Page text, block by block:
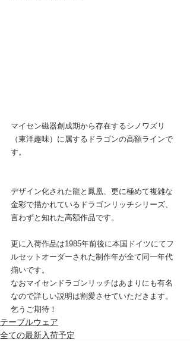
マイセン磁器創成期から存在するシノワズリ
（東洋趣味）に属するドラゴンの高額ラインで
す。
デザイン化された龍と鳳凰、更に極めて複雑な
金彩で描かれているドラゴンリッチシリーズ、
言わずと知れた高額作品です。
更に入荷作品は1985年前後に本国ドイツにてフ
ルセットオーダーされた制作年が全て同一年代
揃いです。
なおマイセンドラゴンリッチはあまりにも有名
なので詳しい説明は割愛させていただきます。
乞うご期待！
テーブルウェア
全ての最新入荷予定